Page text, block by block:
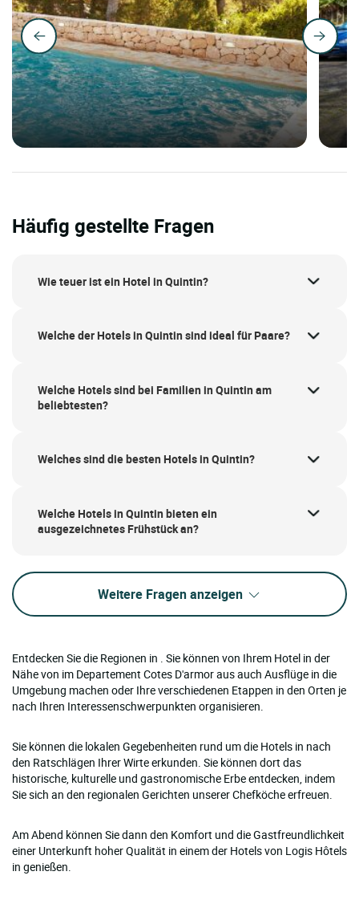
Häufig gestellte Fragen
Wie teuer ist ein Hotel in Quintin?
Welche der Hotels in Quintin sind ideal für Paare?
Welche Hotels sind bei Familien in Quintin am
beliebtesten?
Welches sind die besten Hotels in Quintin?
Welche Hotels in Quintin bieten ein
ausgezeichnetes Frühstück an?
Weitere Fragen anzeigen
Entdecken Sie die Regionen in . Sie können von Ihrem Hotel in der
Nähe von im Departement Cotes D'armor aus auch Ausflüge in die
Umgebung machen oder Ihre verschiedenen Etappen in den Orten je
nach Ihren Interessenschwerpunkten organisieren.
Sie können die lokalen Gegebenheiten rund um die Hotels in nach
den Ratschlägen Ihrer Wirte erkunden. Sie können dort das
historische, kulturelle und gastronomische Erbe entdecken, indem
Sie sich an den regionalen Gerichten unserer Chefköche erfreuen.
Am Abend können Sie dann den Komfort und die Gastfreundlichkeit
einer Unterkunft hoher Qualität in einem der Hotels von Logis Hôtels
in genießen.